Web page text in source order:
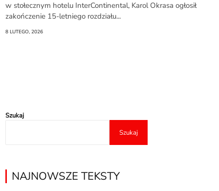
w stołecznym hotelu InterContinental, Karol Okrasa ogłosił
zakończenie 15-letniego rozdziału...
8 LUTEGO, 2026
Szukaj
Szukaj
NAJNOWSZE TEKSTY